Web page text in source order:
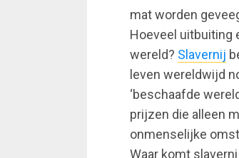
mat worden
Hoeveel uitbuiting
wereld? Slavernij
leven wereldwijd
‘beschaafde
prijzen die alleen
onmenselijke
Waar komt